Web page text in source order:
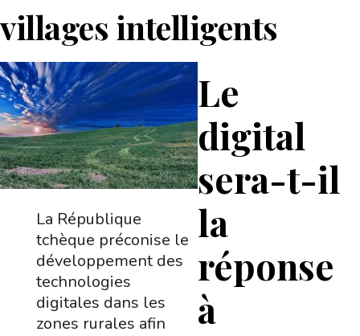
villages intelligents
Le
digital
sera-t-il
la
réponse
à
La République
tchèque préconise le
développement des
technologies
digitales dans les
zones rurales afin